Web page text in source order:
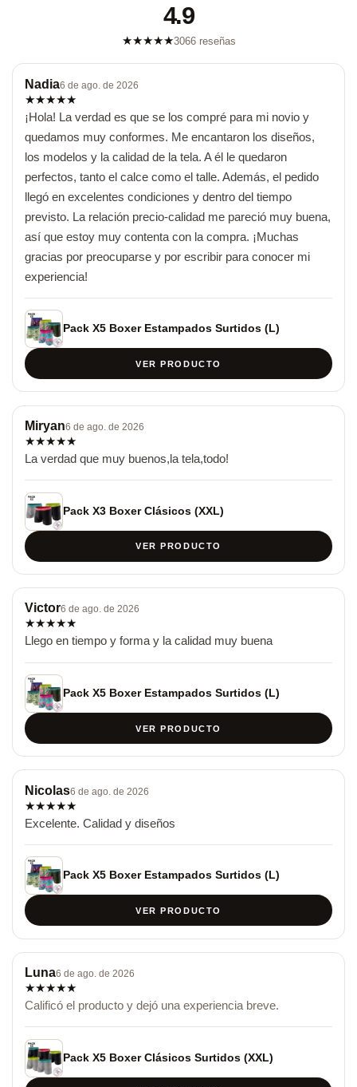
4.9
★★★★★3066 reseñas
Nadia6 de ago. de 2026
★★★★★
¡Hola! La verdad es que se los compré para mi novio y
quedamos muy conformes. Me encantaron los diseños,
los modelos y la calidad de la tela. A él le quedaron
perfectos, tanto el calce como el talle. Además, el pedido
llegó en excelentes condiciones y dentro del tiempo
previsto. La relación precio-calidad me pareció muy buena,
así que estoy muy contenta con la compra. ¡Muchas
gracias por preocuparse y por escribir para conocer mi
experiencia!
Pack X5 Boxer Estampados Surtidos (L)
VER PRODUCTO
Miryan6 de ago. de 2026
★★★★★
La verdad que muy buenos,la tela,todo!
Pack X3 Boxer Clásicos (XXL)
VER PRODUCTO
Victor6 de ago. de 2026
★★★★★
Llego en tiempo y forma y la calidad muy buena
Pack X5 Boxer Estampados Surtidos (L)
VER PRODUCTO
Nicolas6 de ago. de 2026
★★★★★
Excelente. Calidad y diseños
Pack X5 Boxer Estampados Surtidos (L)
VER PRODUCTO
Luna6 de ago. de 2026
★★★★★
Calificó el producto y dejó una experiencia breve.
Pack X5 Boxer Clásicos Surtidos (XXL)